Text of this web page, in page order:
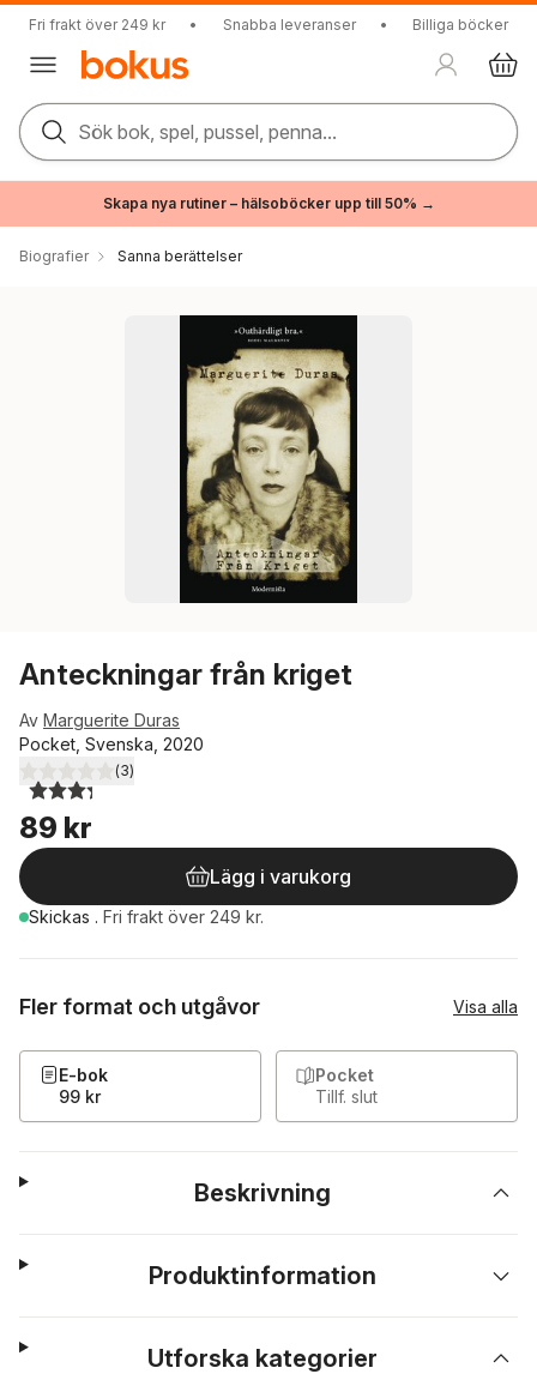
Fri frakt över 249 kr • Snabba leveranser • Billiga böcker
Sök bok, spel, pussel, penna...
Skapa nya rutiner – hälsoböcker upp till 50% →
Biografier Sanna berättelser
Anteckningar från kriget
Av Marguerite Duras
Pocket, Svenska, 2020
3,3utav 5 stjärnor. Totalt antal röster:
(3)
89 kr
Lägg i varukorg
Skickas . Fri frakt över 249 kr.
Fler format och utgåvor Visa alla
E-bok
99 kr
Pocket
Tillf. slut
Beskrivning
Produktinformation
Utforska kategorier